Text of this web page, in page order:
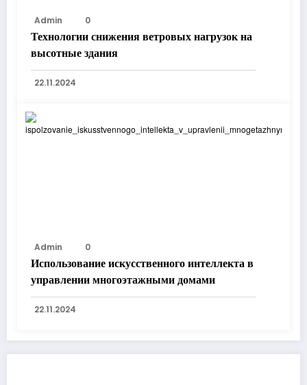
Admin
0
Технологии снижения ветровых нагрузок на
высотные здания
22.11.2024
Admin
0
Использование искусственного интеллекта в
управлении многоэтажными домами
22.11.2024